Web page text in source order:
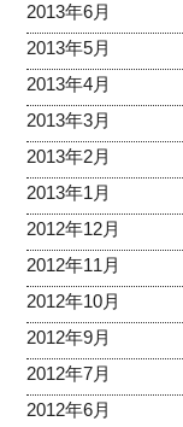
2013年6月
2013年5月
2013年4月
2013年3月
2013年2月
2013年1月
2012年12月
2012年11月
2012年10月
2012年9月
2012年7月
2012年6月